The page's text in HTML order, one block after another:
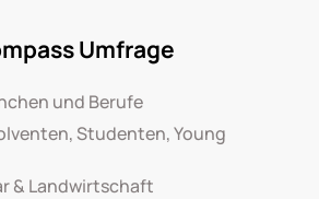
Umfrage
und Berufe
Studenten, Young
& Landwirtschaft